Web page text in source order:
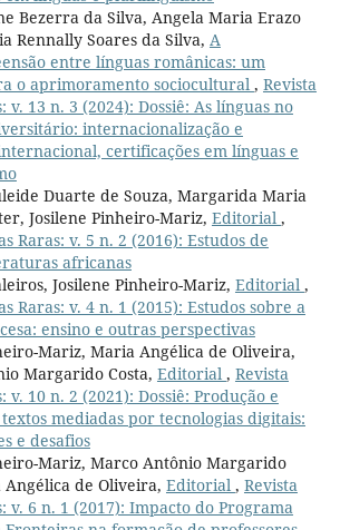
Bezerra da Silva, Angela Maria Erazo
Rennally Soares da Silva, A
entre línguas românicas: um
o aprimoramento sociocultural , Revista
v. 13 n. 3 (2024): Dossiê: As línguas no
internacionalização e
certificações em línguas e
Duarte de Souza, Margarida Maria
Josilene Pinheiro-Mariz, Editorial ,
Raras: v. 5 n. 2 (2016): Estudos de
africanas
Josilene Pinheiro-Mariz, Editorial ,
Raras: v. 4 n. 1 (2015): Estudos sobre a
ensino e outras perspectivas
Mariz, Maria Angélica de Oliveira,
Margarido Costa, Editorial , Revista
v. 10 n. 2 (2021): Dossiê: Produção e
mediadas por tecnologias digitais:
e desafios
Mariz, Marco Antônio Margarido
Angélica de Oliveira, Editorial , Revista
v. 6 n. 1 (2017): Impacto do Programa